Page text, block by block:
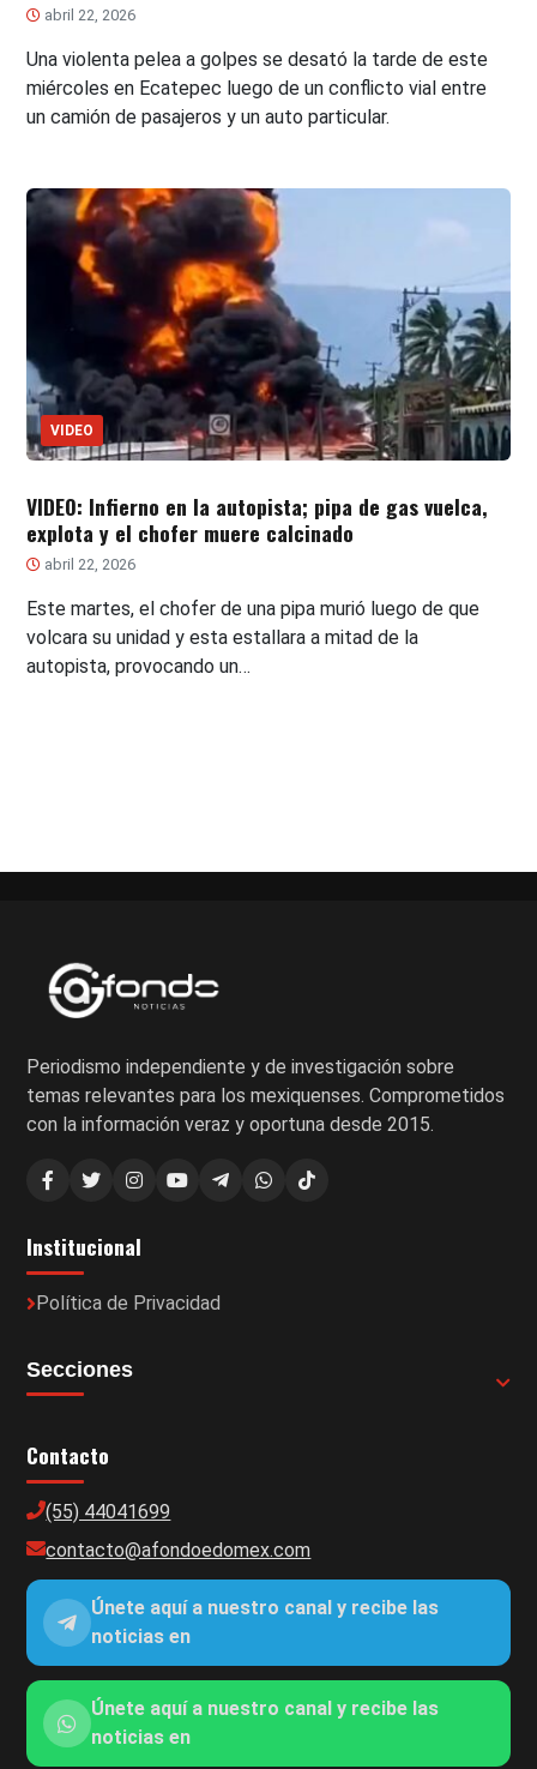
abril 22, 2026
Una violenta pelea a golpes se desató la tarde de este
miércoles en Ecatepec luego de un conflicto vial entre
un camión de pasajeros y un auto particular.
VIDEO
VIDEO: Infierno en la autopista; pipa de gas vuelca,
explota y el chofer muere calcinado
abril 22, 2026
Este martes, el chofer de una pipa murió luego de que
volcara su unidad y esta estallara a mitad de la
autopista, provocando un…
entradas
Periodismo independiente y de investigación sobre
temas relevantes para los mexiquenses. Comprometidos
con la información veraz y oportuna desde 2015.
Institucional
Política de Privacidad
Secciones
Contacto
(55) 44041699
contacto@afondoedomex.com
Únete aquí a nuestro canal y recibe las
noticias en
Únete aquí a nuestro canal y recibe las
noticias en